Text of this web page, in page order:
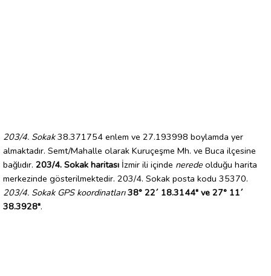
203/4. Sokak38.371754 enlem ve 27.193998 boylamda yer
almaktadır. Semt/Mahalle olarak Kuruçeşme Mh. ve Buca ilçesine
bağlıdır. 203/4. Sokak haritası İzmir ili içinde nerede olduğu harita
merkezinde gösterilmektedir. 203/4. Sokak posta kodu 35370.
203/4. Sokak GPS koordinatları 38° 22´ 18.3144" ve 27° 11´
38.3928".